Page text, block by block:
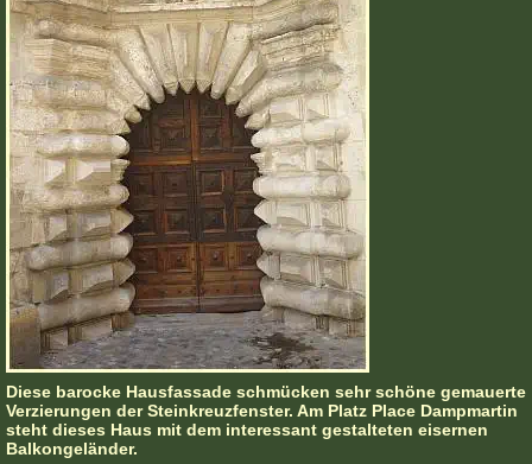
Diese barocke Hausfassade schmücken sehr schöne gemauerte
Verzierungen der Steinkreuzfenster. Am Platz Place Dampmartin
steht dieses Haus mit dem interessant gestalteten eisernen
Balkongeländer.